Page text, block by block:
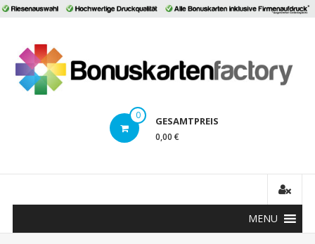
Inhalt
0 GESAMTPREIS
0,00 €
MENU